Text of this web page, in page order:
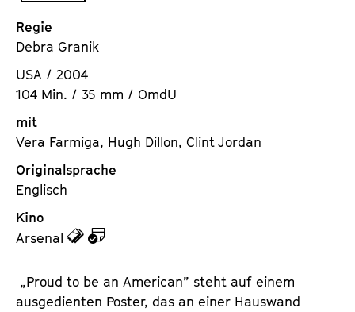
Regie
Debra Granik
USA / 2004
104 Min. / 35 mm / OmdU
mit
Vera Farmiga, Hugh Dillon, Clint Jordan
Originalsprache
Englisch
Kino
Arsenal
z
d
e
d
e
„Proud to be an American” steht auf einem
ausgedienten Poster, das an einer Hauswand